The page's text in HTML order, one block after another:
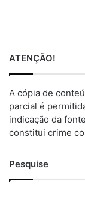
ATENÇÃO!
A cópia de
parcial é
indicação da
constitui crime
Pesquise